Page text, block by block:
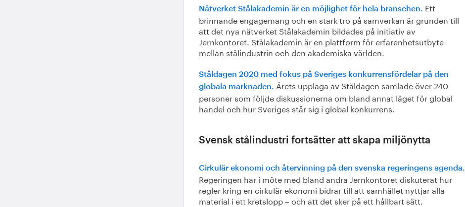
Nätverket Stålakademin är en möjlighet för hela branschen. Ett
brinnande engagemang och en stark tro på samverkan är grunden till
att det nya nätverket Stålakademin bildades på initiativ av
Jernkontoret. Stålakademin är en plattform för erfarenhetsutbyte
mellan stålindustrin och den akademiska världen.
Ståldagen 2020 med fokus på Sveriges konkurrensfördelar på den
globala marknaden. Årets upplaga av Ståldagen samlade över 240
personer som följde diskussionerna om bland annat läget för global
handel och hur Sveriges står sig i global konkurrens.
Svensk stålindustri fortsätter att skapa miljönytta
Cirkulär ekonomi och återvinning på den svenska regeringens agenda.
Regeringen har i möte med bland andra Jernkontoret diskuterat hur
regler kring en cirkulär ekonomi bidrar till att samhället nyttjar alla
material i ett kretslopp – och att det sker på ett hållbart sätt.